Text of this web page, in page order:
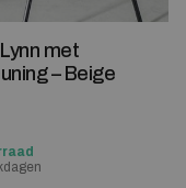
met
– Beige